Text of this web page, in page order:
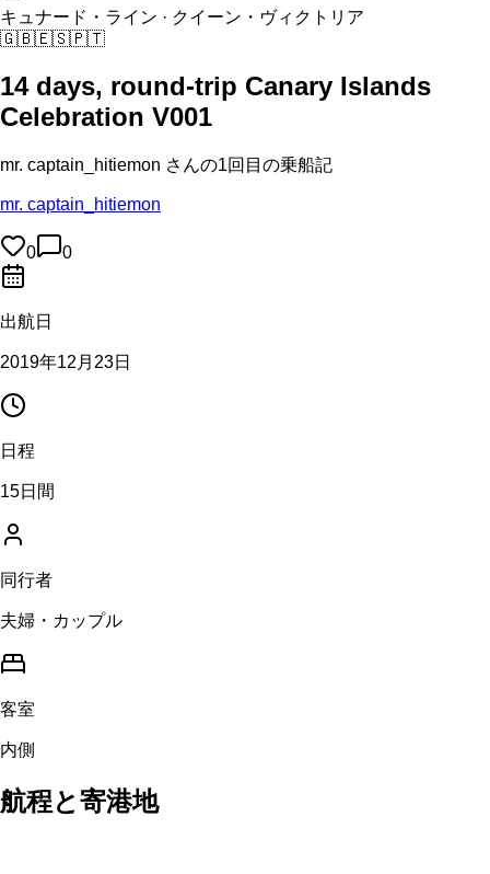
キュナード・ライン · クイーン・ヴィクトリア
🇬🇧🇪🇸🇵🇹
14 days, round-trip Canary Islands
Celebration V001
mr. captain_hitiemon さんの1回目の乗船記
mr. captain_hitiemon
0 0
出航日
2019年12月23日
日程
15日間
同行者
夫婦・カップル
客室
内側
航程と寄港地